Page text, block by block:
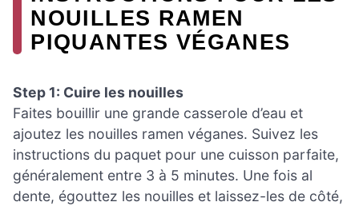
NOUILLES RAMEN
PIQUANTES VÉGANES
Step 1: Cuire les nouilles
Faites bouillir une grande casserole d’eau et
ajoutez les nouilles ramen véganes. Suivez les
instructions du paquet pour une cuisson parfaite,
généralement entre 3 à 5 minutes. Une fois al
dente, égouttez les nouilles et laissez-les de côté,